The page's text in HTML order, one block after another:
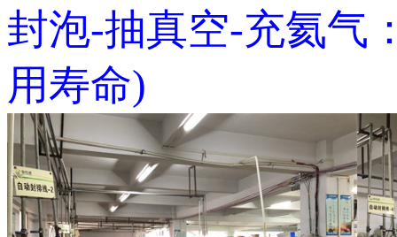
封泡-抽真空-充氦气
用寿命)